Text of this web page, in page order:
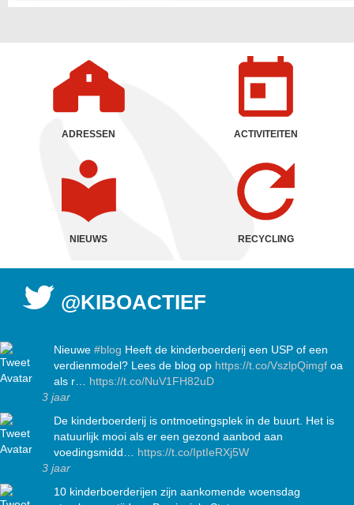
ADRESSEN ACTIVITEITEN
NIEUWS RECYCLING
@KIBOACTIEF
Nieuwe #blog Heeft de kinderboerderij een USP of een
verdienmodel? Lees de blog op https://t.co/VszlpQimgf oa
als r… https://t.co/NuV1FH82uD
3 jaar
De kinderboerderij is ontmoetingsplek in de buurt. Het is
natuurlijk mooi als er een gezond aanbod aan
voedingsmidd… https://t.co/IptIeRXj5W
3 jaar
10 kinderboerderijen zijn aankomende woensdag